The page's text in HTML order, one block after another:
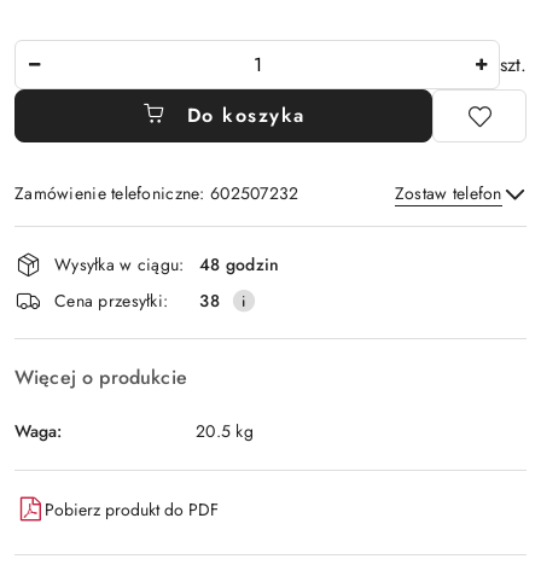
szt.
Do koszyka
Zamówienie telefoniczne: 602507232 Zostaw telefon
Wyślij
Dostępność
i
dostawa
Wysyłka w ciągu:
48 godzin
Cena przesyłki:
38
Więcej o produkcie
Waga: 20.5 kg
Pobierz produkt do PDF